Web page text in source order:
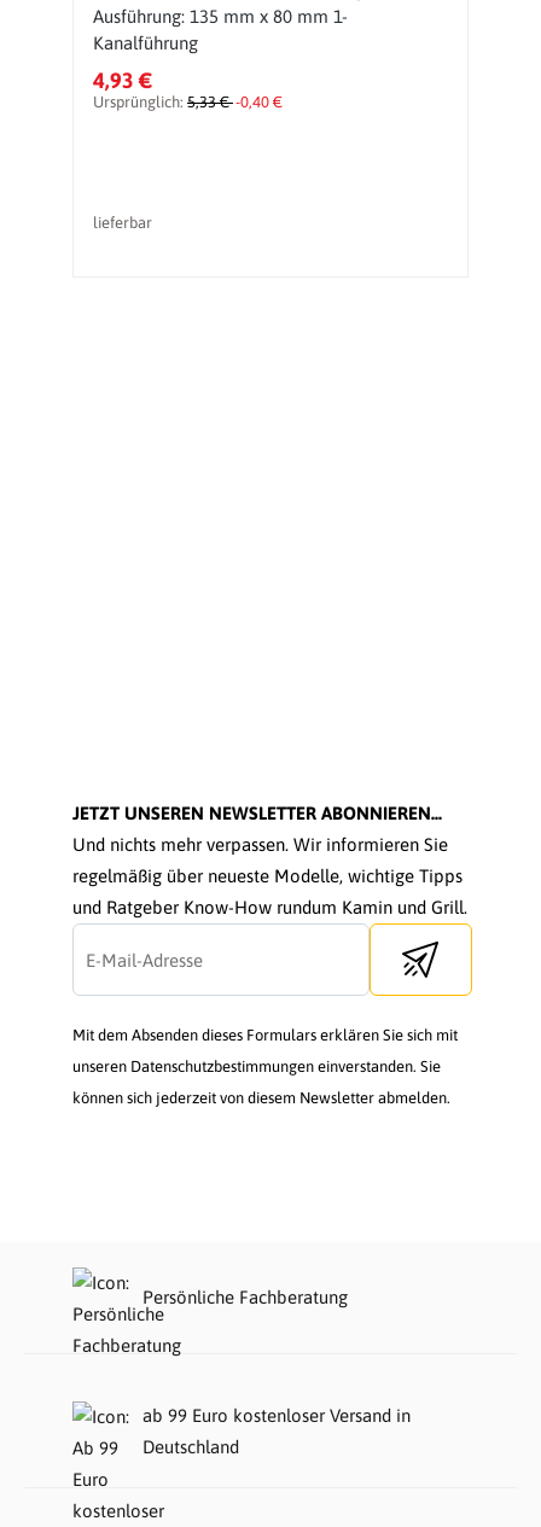
Ausführung: 135 mm x 80 mm 1-
Kanalführung
4,93 €
Ursprünglich: 5,33 €-0,40 €
lieferbar
JETZT UNSEREN NEWSLETTER ABONNIEREN...
Und nichts mehr verpassen. Wir informieren Sie
regelmäßig über neueste Modelle, wichtige Tipps
und Ratgeber Know-How rundum Kamin und Grill.
Send newsletter
Mit dem Absenden dieses Formulars erklären Sie sich mit
unseren Datenschutzbestimmungen einverstanden. Sie
können sich jederzeit von diesem Newsletter abmelden.
Persönliche Fachberatung
ab 99 Euro kostenloser Versand in
Deutschland